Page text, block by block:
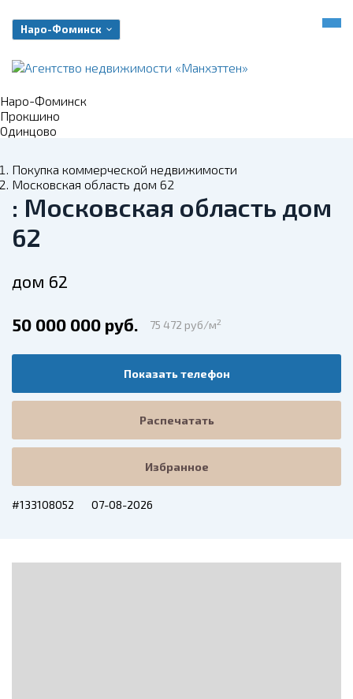
Наро-Фоминск
Наро-Фоминск
Прокшино
Одинцово
Покупка коммерческой недвижимости
Московская область дом 62
: Московская область дом
62
дом 62
50 000 000 руб. 75 472 руб/м2
Показать телефон
Распечатать
Избранное
#133108052 07-08-2026